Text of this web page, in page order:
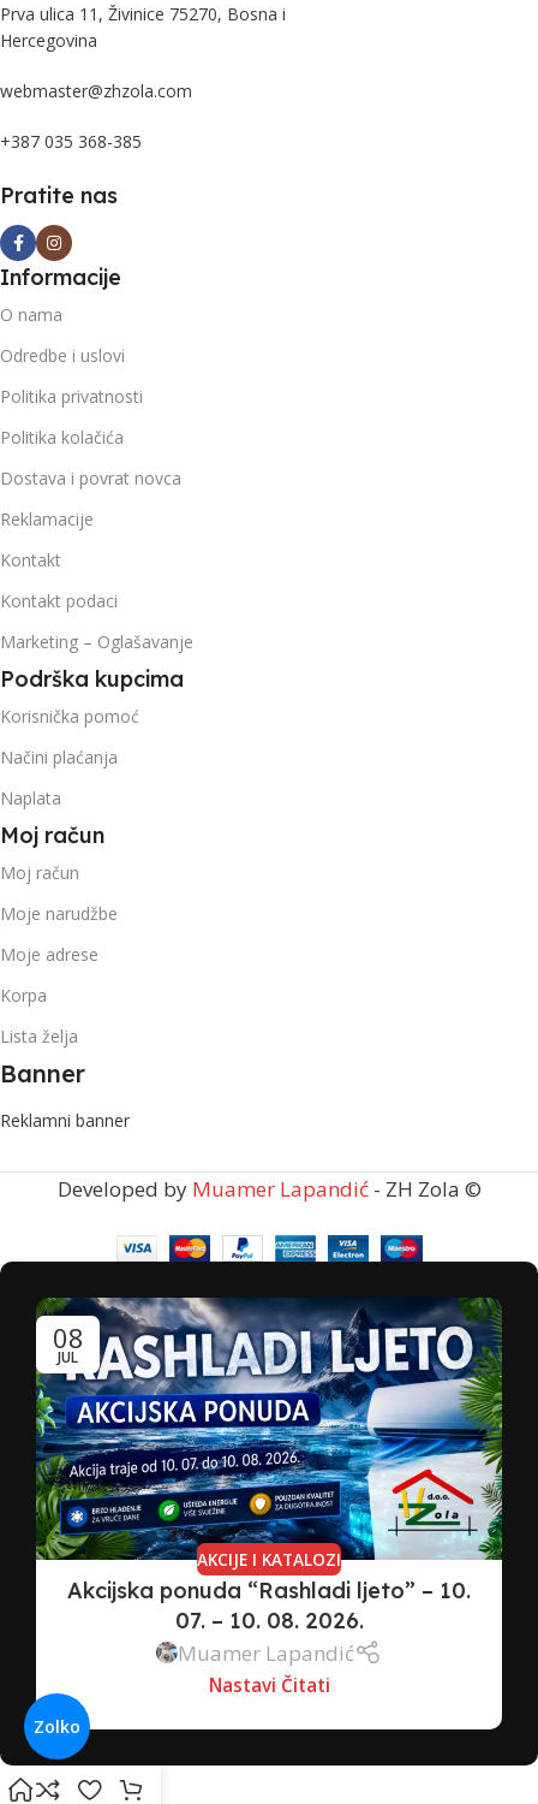
Prva ulica 11, Živinice 75270, Bosna i
Hercegovina
webmaster@zhzola.com
+387 035 368-385
Pratite nas
Informacije
O nama
Odredbe i uslovi
Politika privatnosti
Politika kolačića
Dostava i povrat novca
Reklamacije
Kontakt
Kontakt podaci
Marketing – Oglašavanje
Podrška kupcima
Korisnička pomoć
Načini plaćanja
Naplata
Moj račun
Moj račun
Moje narudžbe
Moje adrese
Korpa
Lista želja
Banner
Reklamni banner
Developed by Muamer Lapandić- ZH Zola ©
08
JUL
AKCIJE I KATALOZI
Akcijska ponuda “Rashladi ljeto” – 10.
07. – 10. 08. 2026.
Muamer Lapandić
Nastavi Čitati
Zolko